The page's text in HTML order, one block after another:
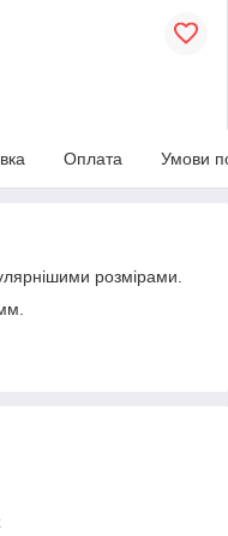
Оплата Умови
розмірами.